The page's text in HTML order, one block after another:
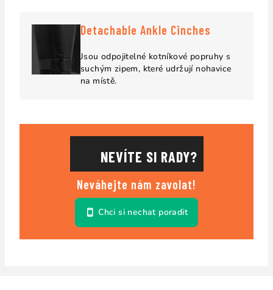
Detachable Ankle Cinches
Jsou odpojitelné kotníkové popruhy s
suchým zipem, které udržují nohavice
na místě.
NEVÍTE SI RADY?
Neváhejte nám zavolat!
Chci si nechat poradit